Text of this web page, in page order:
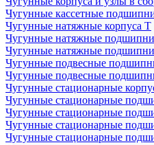
Чугунные кассетные
Чугунные натяжные корпуса T
Чугунные натяжные
Чугунные натяжные
Чугунные подвесные
Чугунные подвесные
Чугунные стационарные
Чугунные стационарные
Чугунные стационарные
Чугунные стационарные
Чугунные стационарные